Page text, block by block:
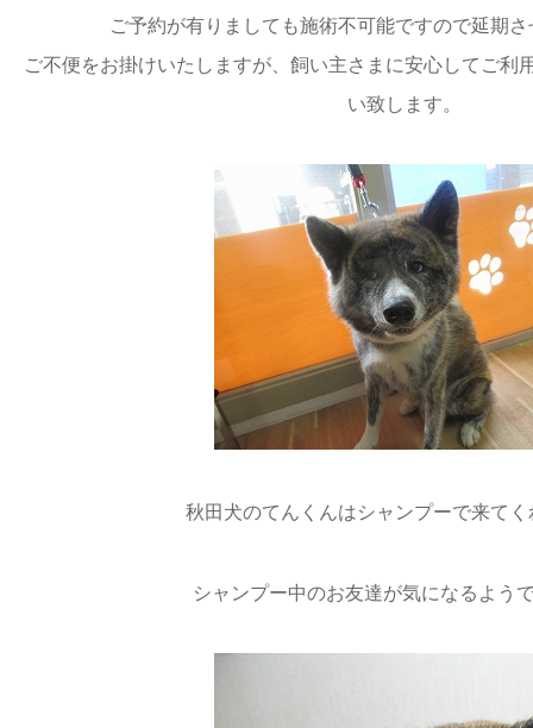
ご予約が有りましても施術不可能ですので延期
ご不便をお掛けいたしますが、飼い主さまに安心してご利
い致します。
秋田犬のてんくんはシャンプーで来て
シャンプー中のお友達が気になるよう